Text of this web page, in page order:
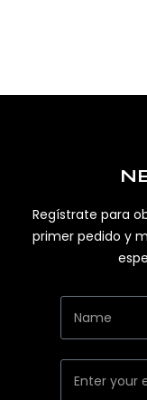
Regístrate para
primer pedido y